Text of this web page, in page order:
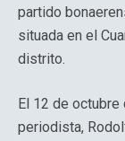
partido
situada en el
distrito.
El 12 de
periodista,